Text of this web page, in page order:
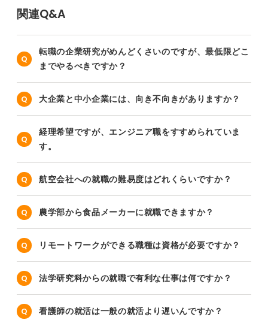
関連Q&A
転職の企業研究がめんどくさいのですが、最低限どこ
までやるべきですか？
大企業と中小企業には、向き不向きがありますか？
経理希望ですが、エンジニア職をすすめられていま
す。
航空会社への就職の難易度はどれくらいですか？
農学部から食品メーカーに就職できますか？
リモートワークができる職種は資格が必要ですか？
法学研究科からの就職で有利な仕事は何ですか？
看護師の就活は一般の就活より遅いんですか？